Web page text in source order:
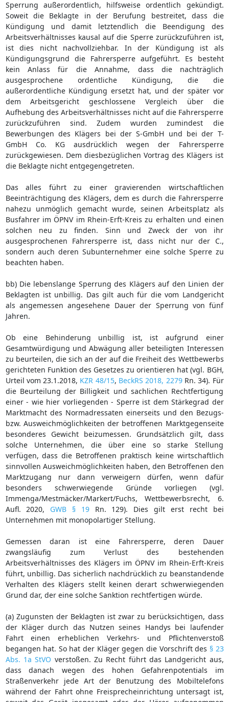
Sperrung außerordentlich, hilfsweise ordentlich gekündigt.
Soweit die Beklagte in der Berufung bestreitet, dass die
Kündigung und damit letztendlich die Beendigung des
Arbeitsverhältnisses kausal auf die Sperre zurückzuführen ist,
ist dies nicht nachvollziehbar. In der Kündigung ist als
Kündigungsgrund die Fahrersperre aufgeführt. Es besteht
kein Anlass für die Annahme, dass die nachträglich
ausgesprochene ordentliche Kündigung, die die
außerordentliche Kündigung ersetzt hat, und der später vor
dem Arbeitsgericht geschlossene Vergleich über die
Aufhebung des Arbeitsverhältnisses nicht auf die Fahrersperre
zurückzuführen sind. Zudem wurden zumindest die
Bewerbungen des Klägers bei der S-GmbH und bei der T-
GmbH Co. KG ausdrücklich wegen der Fahrersperre
zurückgewiesen. Dem diesbezüglichen Vortrag des Klägers ist
die Beklagte nicht entgegengetreten.
Das alles führt zu einer gravierenden wirtschaftlichen
Beeinträchtigung des Klägers, dem es durch die Fahrersperre
nahezu unmöglich gemacht wurde, seinen Arbeitsplatz als
Busfahrer im ÖPNV im Rhein-Erft-Kreis zu erhalten und einen
solchen neu zu finden. Sinn und Zweck der von ihr
ausgesprochenen Fahrersperre ist, dass nicht nur der C.,
sondern auch deren Subunternehmer eine solche Sperre zu
beachten haben.
bb) Die lebenslange Sperrung des Klägers auf den Linien der
Beklagten ist unbillig. Das gilt auch für die vom Landgericht
als angemessen angesehene Dauer der Sperrung von fünf
Jahren.
Ob eine Behinderung unbillig ist, ist aufgrund einer
Gesamtwürdigung und Abwägung aller beteiligten Interessen
zu beurteilen, die sich an der auf die Freiheit des Wettbewerbs
gerichteten Funktion des Gesetzes zu orientieren hat (vgl. BGH,
Urteil vom 23.1.2018, KZR 48/15, BeckRS 2018, 2279Rn. 34). Für
die Beurteilung der Billigkeit und sachlichen Rechtfertigung
einer - wie hier vorliegenden - Sperre ist dem Stärkegrad der
Marktmacht des Normadressaten einerseits und den Bezugs-
bzw. Ausweichmöglichkeiten der betroffenen Marktgegenseite
besonderes Gewicht beizumessen. Grundsätzlich gilt, dass
solche Unternehmen, die über eine so starke Stellung
verfügen, dass die Betroffenen praktisch keine wirtschaftlich
sinnvollen Ausweichmöglichkeiten haben, den Betroffenen den
Marktzugang nur dann verweigern dürfen, wenn dafür
besonders schwerwiegende Gründe vorliegen (vgl.
Immenga/Mestmäcker/Markert/Fuchs, Wettbewerbsrecht, 6.
Aufl. 2020, GWB § 19Rn. 129). Dies gilt erst recht bei
Unternehmen mit monopolartiger Stellung.
Gemessen daran ist eine Fahrersperre, deren Dauer
zwangsläufig zum Verlust des bestehenden
Arbeitsverhältnisses des Klägers im ÖPNV im Rhein-Erft-Kreis
führt, unbillig. Das sicherlich nachdrücklich zu beanstandende
Verhalten des Klägers stellt keinen derart schwerwiegenden
Grund dar, der eine solche Sanktion rechtfertigen würde.
(a) Zugunsten der Beklagten ist zwar zu berücksichtigen, dass
der Kläger durch das Nutzen seines Handys bei laufender
Fahrt einen erheblichen Verkehrs- und Pflichtenverstoß
begangen hat. So hat der Kläger gegen die Vorschrift des § 23
Abs. 1a StVO verstoßen. Zu Recht führt das Landgericht aus,
dass danach wegen des hohen Gefahrenpotentials im
Straßenverkehr jede Art der Benutzung des Mobiltelefons
während der Fahrt ohne Freisprecheinrichtung untersagt ist,